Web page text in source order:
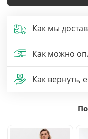
Как мы
Как можно
Как вернуть,